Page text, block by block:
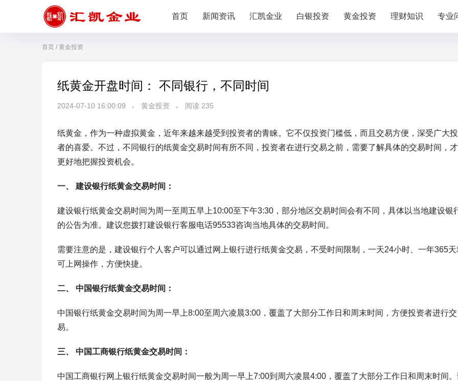
首页 新闻资讯 汇凯金业 白银投资 黄金投资 理财知识 专业
首页 / 黄金投资
纸黄金开盘时间： 不同银行，不同时间
2024-07-10 16:00:09 黄金投资 阅读 235
纸黄金，作为一种虚拟黄金，近年来越来越受到投资者的青睐。它不仅投资门槛低，而且交易方便，深受广大
者的喜爱。不过，不同银行的纸黄金交易时间有所不同，投资者在进行交易之前，需要了解具体的交易时间，
更好地把握投资机会。
一、 建设银行纸黄金交易时间：
建设银行纸黄金交易时间为周一至周五早上10:00至下午3:30，部分地区交易时间会有不同，具体以当地建设银
的公告为准。建议您拨打建设银行客服电话95533咨询当地具体的交易时间。
需要注意的是，建设银行个人客户可以通过网上银行进行纸黄金交易，不受时间限制，一天24小时、一年365天
可上网操作，方便快捷。
二、 中国银行纸黄金交易时间：
中国银行纸黄金交易时间为周一早上8:00至周六凌晨3:00，覆盖了大部分工作日和周末时间，方便投资者进行交
易。
三、 中国工商银行纸黄金交易时间：
中国工商银行网上银行纸黄金交易时间一般为周一早上7:00到周六凌晨4:00，覆盖了大部分工作日和周末时间。